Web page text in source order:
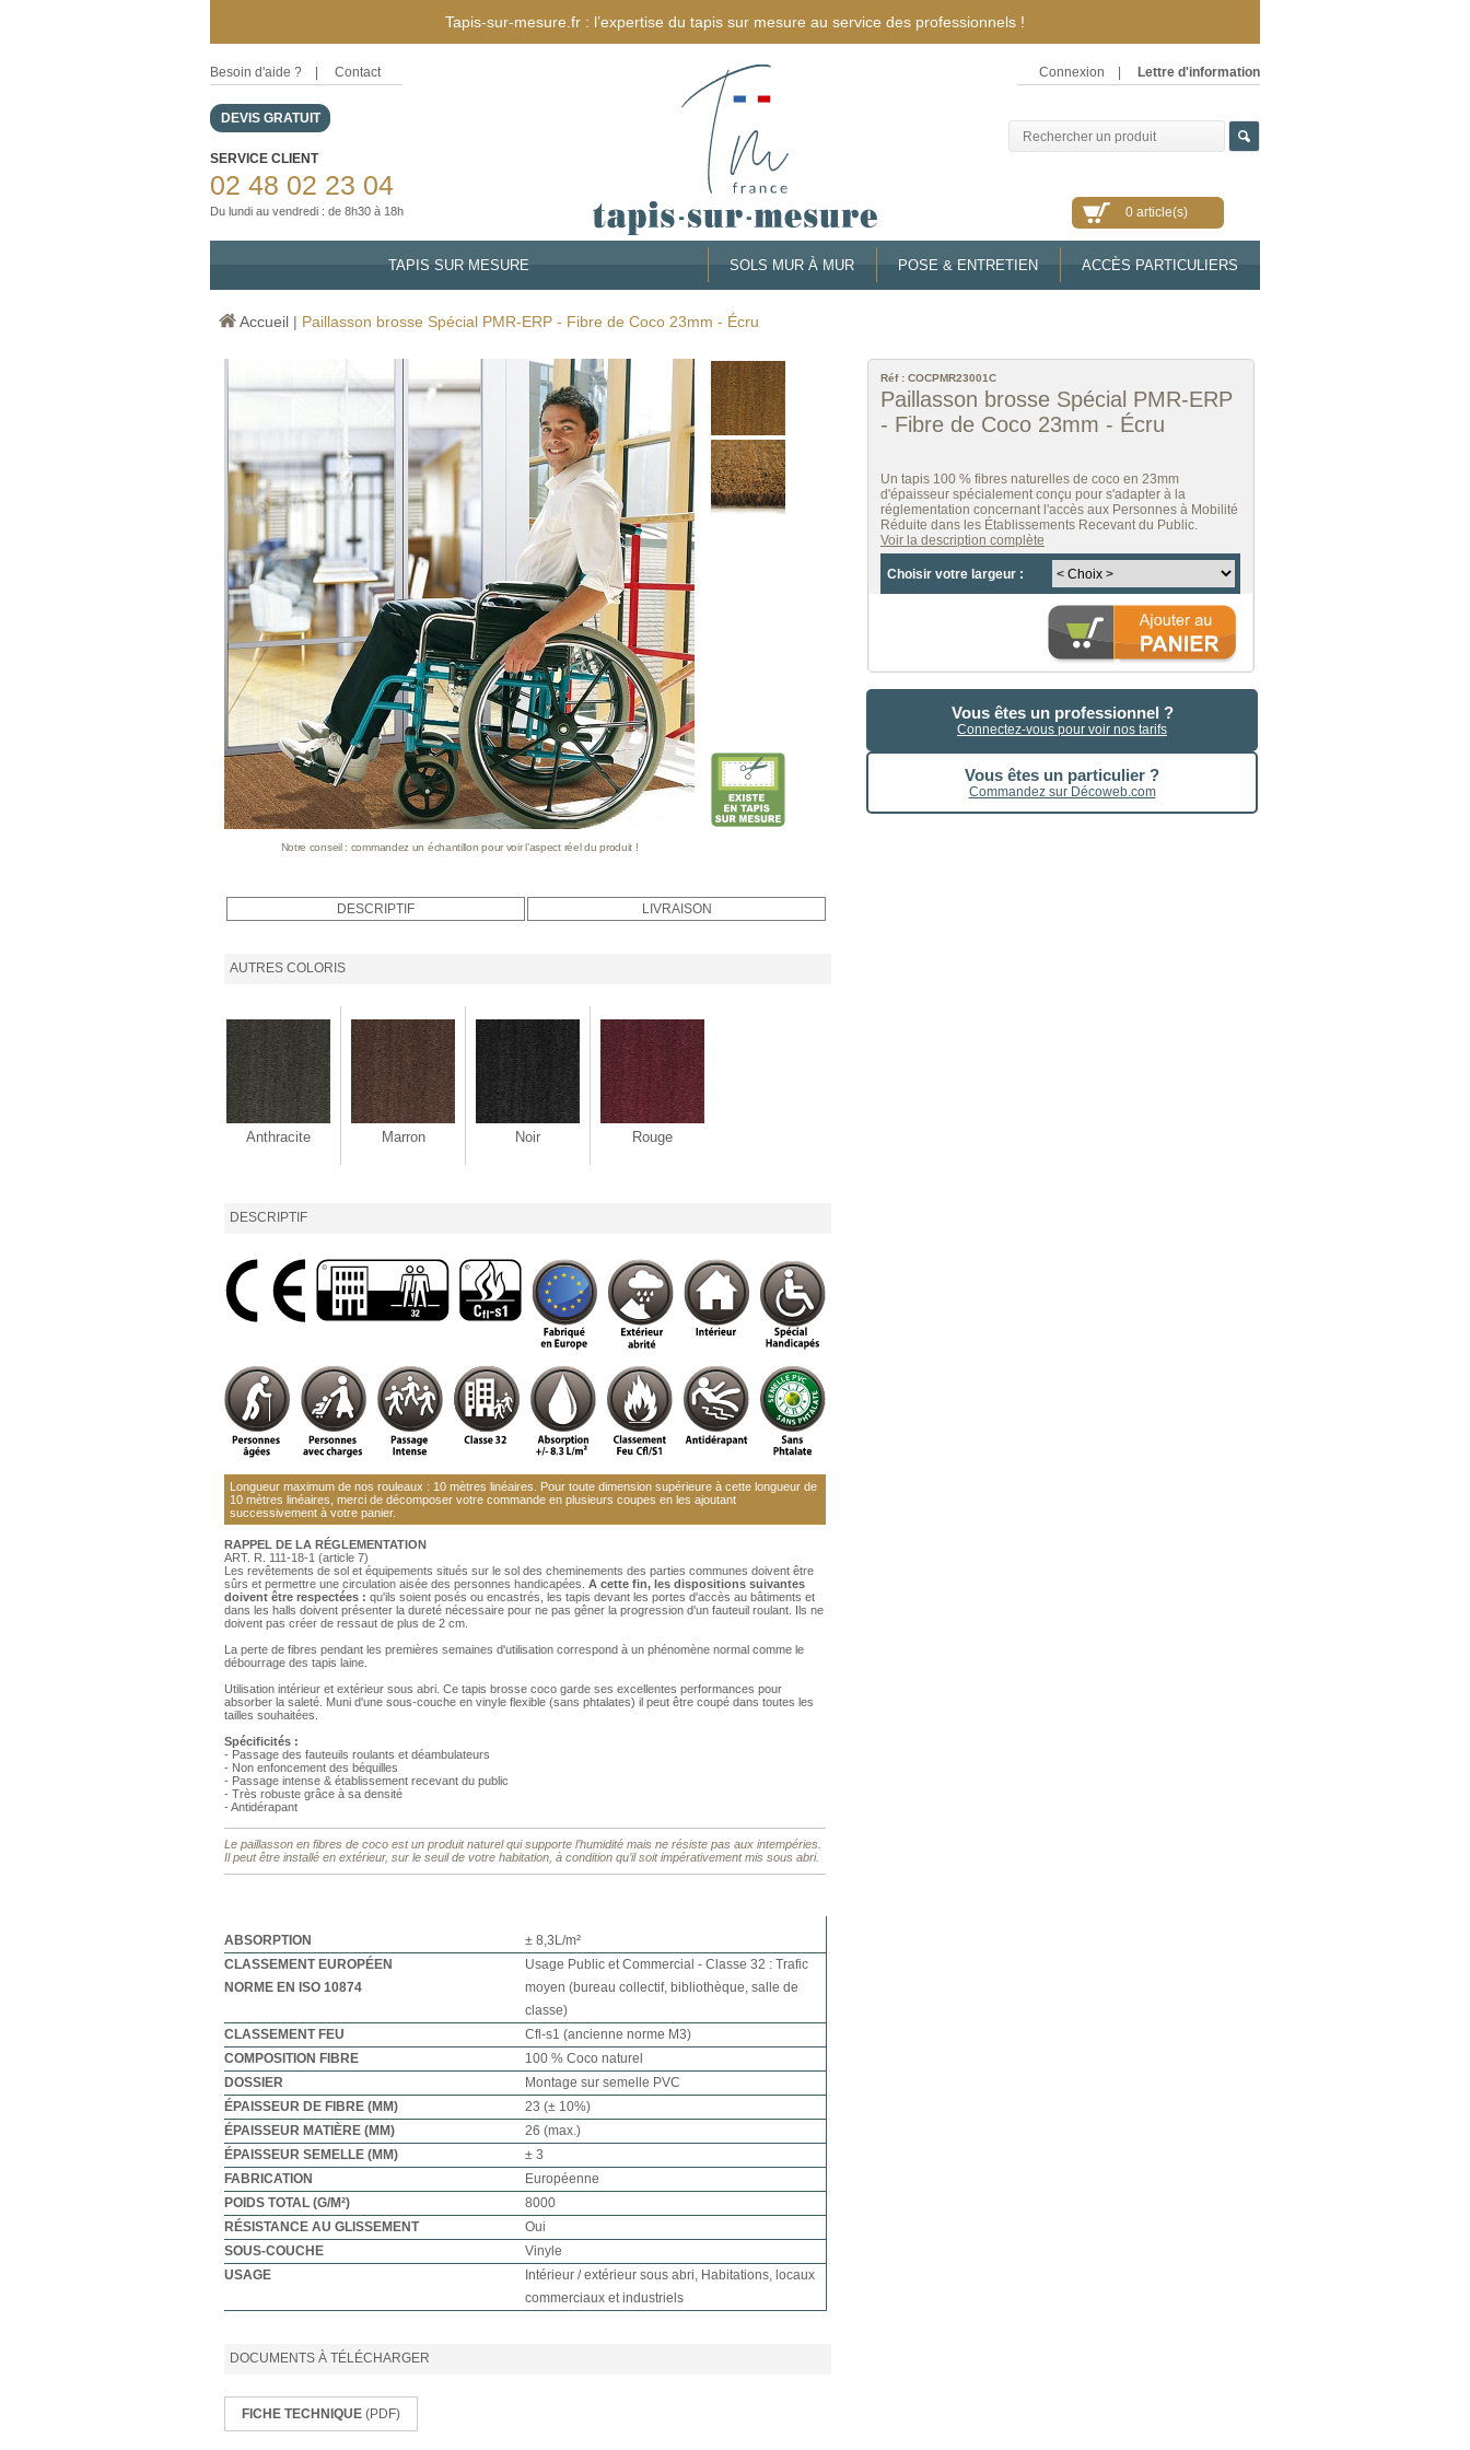
Tapis-sur-mesure.fr : l’expertise du tapis sur mesure au service des professionnels !
Besoin d'aide ? Contact
DEVIS GRATUIT
Connexion Lettre d'information
SERVICE CLIENT
02 48 02 23 04
Du lundi au vendredi : de 8h30 à 18h 0 article(s)
TAPIS SUR MESURE SOLS MUR À MUR POSE & ENTRETIEN ACCÈS PARTICULIERS
Accueil | Paillasson brosse Spécial PMR-ERP - Fibre de Coco 23mm - Écru
Réf : COCPMR23001C
Paillasson brosse Spécial PMR-ERP
- Fibre de Coco 23mm - Écru
Un tapis 100 % fibres naturelles de coco en 23mm
d'épaisseur spécialement conçu pour s'adapter à la
réglementation concernant l'accès aux Personnes à Mobilité
Réduite dans les Établissements Recevant du Public.
Voir la description complète
Choisir votre largeur :
Vous êtes un professionnel ?
Connectez-vous pour voir nos tarifs
Vous êtes un particulier ?
Commandez sur Décoweb.com
Notre conseil : commandez un échantillon pour voir l’aspect réel du produit !
DESCRIPTIF LIVRAISON
AUTRES COLORIS
Anthracite Marron Noir Rouge
DESCRIPTIF
Longueur maximum de nos rouleaux : 10 mètres linéaires. Pour toute dimension supérieure à cette longueur de
10 mètres linéaires, merci de décomposer votre commande en plusieurs coupes en les ajoutant
successivement à votre panier.
RAPPEL DE LA RÉGLEMENTATION
ART. R. 111-18-1 (article 7)
Les revêtements de sol et équipements situés sur le sol des cheminements des parties communes doivent être
sûrs et permettre une circulation aisée des personnes handicapées. A cette fin, les dispositions suivantes
doivent être respectées : qu'ils soient posés ou encastrés, les tapis devant les portes d'accès au bâtiments et
dans les halls doivent présenter la dureté nécessaire pour ne pas gêner la progression d'un fauteuil roulant. Ils ne
doivent pas créer de ressaut de plus de 2 cm.
La perte de fibres pendant les premières semaines d'utilisation correspond à un phénomène normal comme le
débourrage des tapis laine.
Utilisation intérieur et extérieur sous abri. Ce tapis brosse coco garde ses excellentes performances pour
absorber la saleté. Muni d'une sous-couche en vinyle flexible (sans phtalates) il peut être coupé dans toutes les
tailles souhaitées.
Spécificités :
- Passage des fauteuils roulants et déambulateurs
- Non enfoncement des béquilles
- Passage intense & établissement recevant du public
- Très robuste grâce à sa densité
- Antidérapant
Le paillasson en fibres de coco est un produit naturel qui supporte l’humidité mais ne résiste pas aux intempéries.
Il peut être installé en extérieur, sur le seuil de votre habitation, à condition qu’il soit impérativement mis sous abri.
ABSORPTION
± 8,3L/m²
CLASSEMENT EUROPÉEN
NORME EN ISO 10874
Usage Public et Commercial - Classe 32 : Trafic
moyen (bureau collectif, bibliothèque, salle de
classe)
CLASSEMENT FEU
Cfl-s1 (ancienne norme M3)
COMPOSITION FIBRE
100 % Coco naturel
DOSSIER
Montage sur semelle PVC
ÉPAISSEUR DE FIBRE (MM)
23 (± 10%)
ÉPAISSEUR MATIÈRE (MM)
26 (max.)
ÉPAISSEUR SEMELLE (MM)
± 3
FABRICATION
Européenne
POIDS TOTAL (G/M²)
8000
RÉSISTANCE AU GLISSEMENT
Oui
SOUS-COUCHE
Vinyle
USAGE
Intérieur / extérieur sous abri, Habitations, locaux
commerciaux et industriels
DOCUMENTS À TÉLÉCHARGER
FICHE TECHNIQUE (PDF)